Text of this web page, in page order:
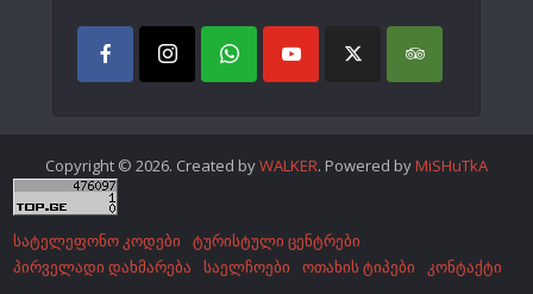
Copyright © 2026. Created byWALKER. Powered byMiSHuTkA
სატელეფონო კოდები
ტურისტული ცენტრები
პირველადი დახმარება
საელჩოები ოთახის ტიპები კონტაქტი